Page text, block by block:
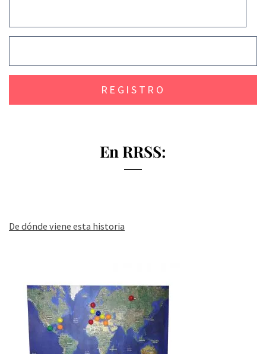
En RRSS:
De dónde viene esta historia